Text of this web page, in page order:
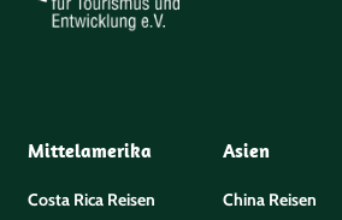
Mittelamerika
Costa Rica Reisen
Asien
China Reisen